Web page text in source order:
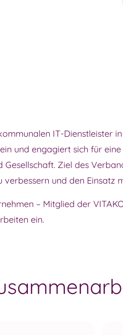
IT-Dienstleister
und engagiert sich für
Ziel des
und den Einsatz
– Mitglied der
ein.